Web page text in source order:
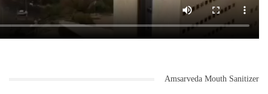
Amsarveda Mouth Sanitizer